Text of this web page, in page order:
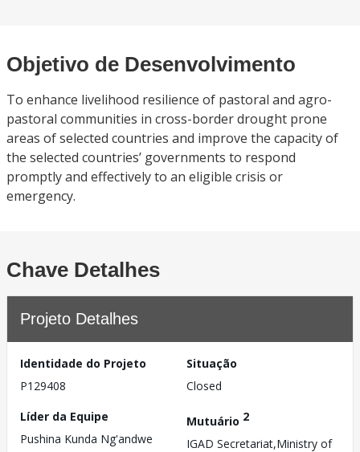
Objetivo de Desenvolvimento
To enhance livelihood resilience of pastoral and agro-
pastoral communities in cross-border drought prone
areas of selected countries and improve the capacity of
the selected countries’ governments to respond
promptly and effectively to an eligible crisis or
emergency.
Chave Detalhes
Projeto Detalhes
Identidade do Projeto
P129408
Situação
Closed
Líder da Equipe
Pushina Kunda Ng'andwe
Mutuário 2
IGAD Secretariat,Ministry of